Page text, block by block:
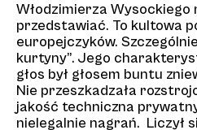
Włodzimierza Wysockiego
przedstawiać. To kultowa
europejczyków.
kurtyny”. Jego
głos był głosem buntu
Nie przeszkadzała
jakość techniczna
nielegalnie nagrań. Liczył